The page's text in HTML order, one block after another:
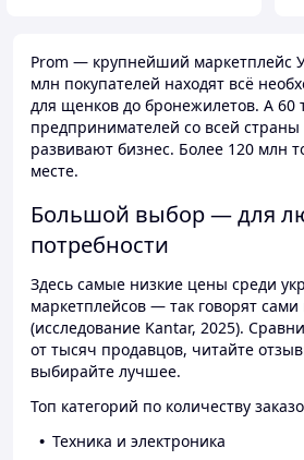
Prom — крупнейший маркетплейс
млн покупателей находят всё
для щенков до бронежилетов. А 60
предпринимателей со всей
развивают бизнес. Более 120 млн
месте.
Большой выбор — для
потребности
Здесь самые низкие цены среди
маркетплейсов — так говорят сами
(исследование Kantar, 2025).
от тысяч продавцов, читайте
выбирайте лучшее.
Топ категорий по количеству
Техника и электроника